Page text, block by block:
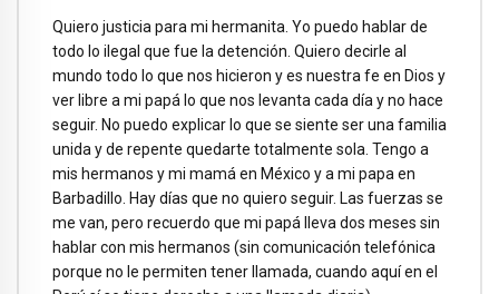
Quiero justicia para mi hermanita. Yo puedo hablar de
todo lo ilegal que fue la detención. Quiero decirle al
mundo todo lo que nos hicieron y es nuestra fe en Dios y
ver libre a mi papá lo que nos levanta cada día y no hace
seguir. No puedo explicar lo que se siente ser una familia
unida y de repente quedarte totalmente sola. Tengo a
mis hermanos y mi mamá en México y a mi papa en
Barbadillo. Hay días que no quiero seguir. Las fuerzas se
me van, pero recuerdo que mi papá lleva dos meses sin
hablar con mis hermanos (sin comunicación telefónica
porque no le permiten tener llamada, cuando aquí en el